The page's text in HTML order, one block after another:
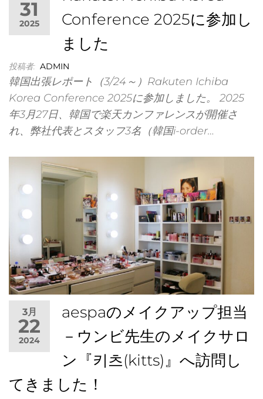
社ア
世界
に埋
31
2025
Conference 2025に参加し
ました
投稿者: ADMIN
韓国出張レポート（3/24～）Rakuten Ichiba
Korea Conference 2025に参加しました。 2025
年3月27日、韓国で楽天カンファレンスが開催さ
れ、弊社代表とスタッフ3名（韓国i-order…
3月
22
2024
aespaのメイクアップ担当
－ウンビ先生のメイクサロ
ン『키츠(kitts)』へ訪問し
てきました！